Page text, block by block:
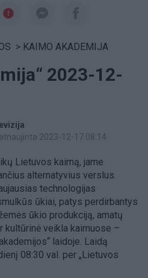
> KAIMO AKADEMIJA
2023-12-
2023-12-17 08:14
Lietuvos kaimą, jame
alternatyvius verslus.
technologijas
ūkiai, patys perdirbantys
ūkio produkciją, amatų
kultūrinė veikla kaimuose –
laidoje. Laidą
08:30 val. per „Lietuvos